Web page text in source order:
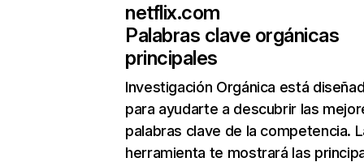
netflix.com
Palabras clave orgánicas
principales
Investigación Orgánica está
para ayudarte a descubrir las
palabras clave de la competencia.
herramienta te mostrará las